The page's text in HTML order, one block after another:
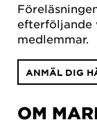
efterföljande
medlemmar.
ANMÄL DIG
OM